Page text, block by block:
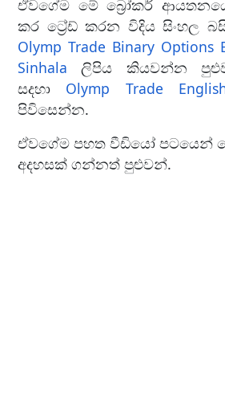
ඒවගේම මේ බ්‍රෝකර්
කර ට්‍රේඩ් කරන විදිය සිංහල
Olymp Trade Binary Options
Sinhala ලිපිය කියවන්න
සදහා Olymp Trade
පිවිසෙන්න.
ඒවගේම පහත වීඩියෝ පටයෙන්
අදහසක් ගන්නත් පුළුවන්.